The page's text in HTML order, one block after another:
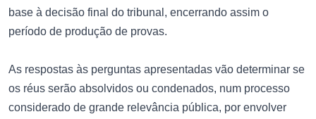
base à decisão final do tribunal, encerrando assim o
período de produção de provas.
As respostas às perguntas apresentadas vão determinar se
os réus serão absolvidos ou condenados, num processo
considerado de grande relevância pública, por envolver